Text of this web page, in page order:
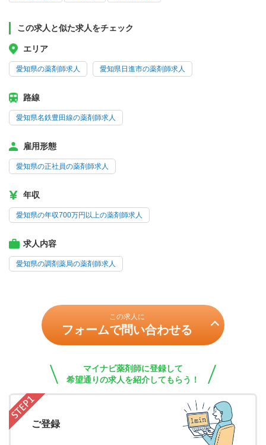
この求人と似た求人をチェック
エリア
愛知県の薬剤師求人 愛知県日進市の薬剤師求人
路線
愛知県名鉄豊田線の薬剤師求人
雇用形態
愛知県の正社員の薬剤師求人
年収
愛知県の年収700万円以上の薬剤師求人
求人内容
愛知県の調剤薬局の薬剤師求人
この求人に
フォームで問い合わせる
マイナビ薬剤師に登録して
希望通りの求人を紹介してもらう！
ご登録